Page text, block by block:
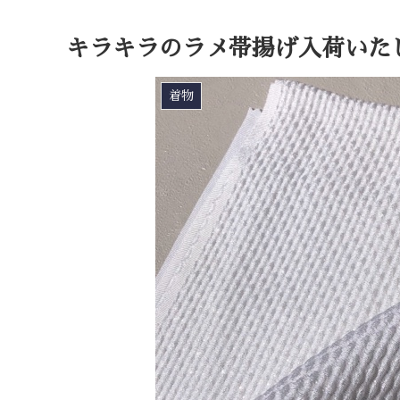
キラキラのラメ帯揚げ入荷いた
着物